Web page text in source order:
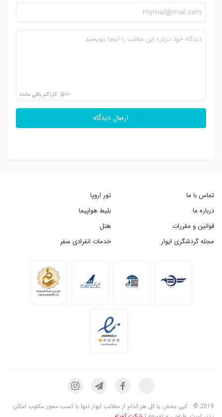
500 کاراکتر باقی مانده
ارسال دیدگاه
تماس با ما
درباره ما
قوانین و مقررات
مجله گردشگری ایوار
تور اروپا
بلیط هواپیما
هتل
خدمات انفرادی سفر
2019 ©
کپی بخش یا کل هر کدام از مطالب ایوار تنها با کسب مجوز مکتوب امکان